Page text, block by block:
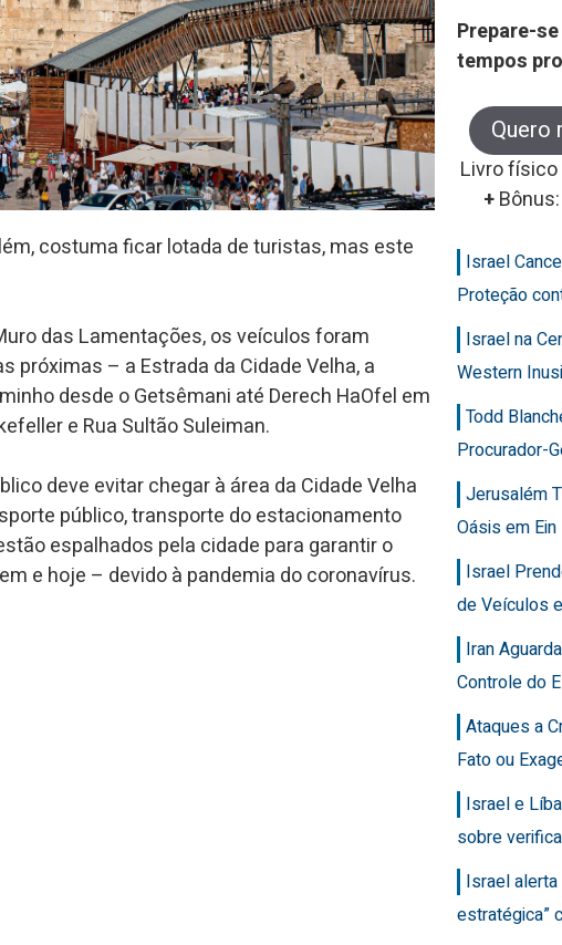
costuma ficar lotada de turistas, mas este
das Lamentações, os veículos foram
próximas – a Estrada da Cidade Velha, a
desde o Getsêmani até Derech HaOfel em
e Rua Sultão Suleiman.
deve evitar chegar à área da Cidade Velha
público, transporte do estacionamento
espalhados pela cidade para garantir o
e hoje – devido à pandemia do coronavírus.
Prepare-
tempos
Quero
Livro
+
Israel
Proteção
Israel na
Western
Todd
Procurador-
Jerusalém
Oásis em
Israel
de Veículos
Iran
Controle do
Ataques a
Fato ou
Israel e
sobre
Israel
estratégica”